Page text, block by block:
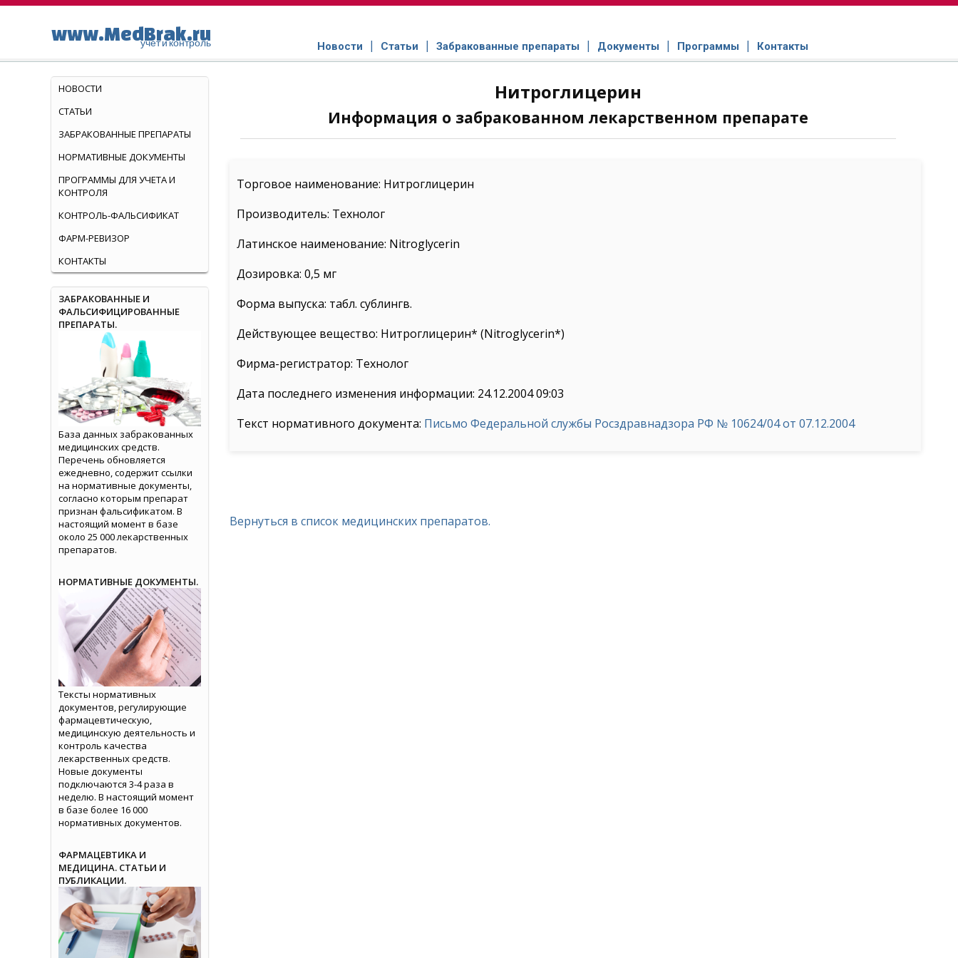
www.MedBrak.ru
учет и контроль Новости Статьи Забракованные препараты Документы Программы Контакты
Нитроглицерин
Информация о забракованном лекарственном препарате
Торговое наименование: Нитроглицерин
Производитель: Технолог
Латинское наименование: Nitroglycerin
Дозировка: 0,5 мг
Форма выпуска: табл. сублингв.
Действующее вещество: Нитроглицерин* (Nitroglycerin*)
Фирма-регистратор: Технолог
Дата последнего изменения информации: 24.12.2004 09:03
Текст нормативного документа: Письмо Федеральной службы Росздравнадзора РФ № 10624/04 от 07.12.2004
Вернуться в список медицинских препаратов.
НОВОСТИ
СТАТЬИ
ЗАБРАКОВАННЫЕ ПРЕПАРАТЫ
НОРМАТИВНЫЕ ДОКУМЕНТЫ
ПРОГРАММЫ ДЛЯ УЧЕТА И
КОНТРОЛЯ
КОНТРОЛЬ-ФАЛЬСИФИКАТ
ФАРМ-РЕВИЗОР
КОНТАКТЫ
ЗАБРАКОВАННЫЕ И
ФАЛЬСИФИЦИРОВАННЫЕ
ПРЕПАРАТЫ.
База данных забракованных
медицинских средств.
Перечень обновляется
ежедневно, содержит ссылки
на нормативные документы,
согласно которым препарат
признан фальсификатом. В
настоящий момент в базе
около 25 000 лекарственных
препаратов.
НОРМАТИВНЫЕ ДОКУМЕНТЫ.
Тексты нормативных
документов, регулирующие
фармацевтическую,
медицинскую деятельность и
контроль качества
лекарственных средств.
Новые документы
подключаются 3-4 раза в
неделю. В настоящий момент
в базе более 16 000
нормативных документов.
ФАРМАЦЕВТИКА И
МЕДИЦИНА. СТАТЬИ И
ПУБЛИКАЦИИ.